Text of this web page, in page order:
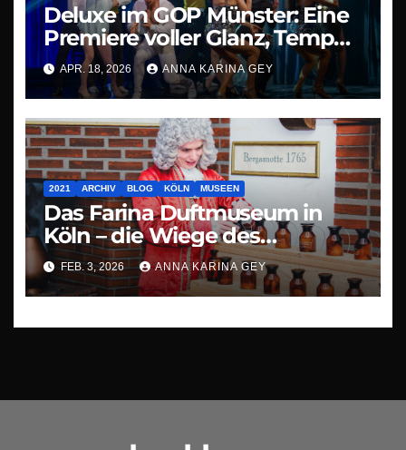
Deluxe im GOP Münster: Eine
Premiere voller Glanz, Tempo
und Staunen
APR. 18, 2026 ANNA KARINA GEY
2021 ARCHIV BLOG KÖLN MUSEEN
Das Farina Duftmuseum in
Köln – die Wiege des
modernen Parfüms
FEB. 3, 2026 ANNA KARINA GEY